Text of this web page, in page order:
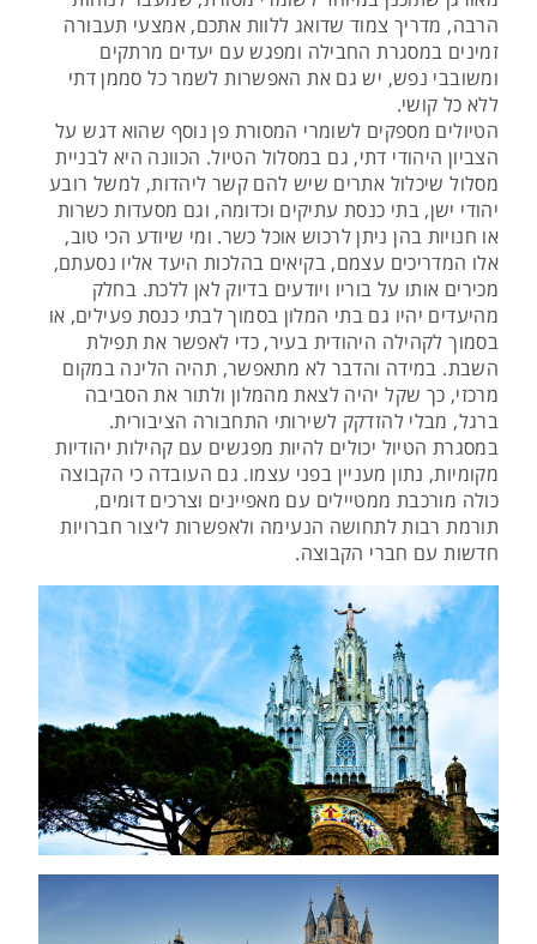
הרבה, מדריך צמוד שדואג ללוות אתכם, אמצעי תעבורה
זמינים במסגרת החבילה ומפגש עם יעדים מרתקים
ומשובבי נפש, יש גם את האפשרות לשמר כל סממן דתי
ללא כל קושי.
הטיולים מספקים לשומרי המסורת פן נוסף שהוא דגש על
הצביון היהודי דתי, גם במסלול הטיול. הכוונה היא לבניית
מסלול שיכלול אתרים שיש להם קשר ליהדות, למשל רובע
יהודי ישן, בתי כנסת עתיקים וכדומה, וגם מסעדות כשרות
או חנויות בהן ניתן לרכוש אוכל כשר. ומי שיודע הכי טוב,
אלו המדריכים עצמם, בקיאים בהלכות היעד אליו נסעתם,
מכירים אותו על בוריו ויודעים בדיוק לאן ללכת. בחלק
מהיעדים יהיו גם בתי המלון בסמוך לבתי כנסת פעילים, או
בסמוך לקהילה היהודית בעיר, כדי לאפשר את תפילת
השבת. במידה והדבר לא מתאפשר, תהיה הלינה במקום
מרכזי, כך שקל יהיה לצאת מהמלון ולתור את הסביבה
ברגל, מבלי להזדקק לשירותי התחבורה הציבורית.
במסגרת הטיול יכולים להיות מפגשים עם קהילות יהודיות
מקומיות, נתון מעניין בפני עצמו. גם העובדה כי הקבוצה
כולה מורכבת ממטיילים עם מאפיינים וצרכים דומים,
תורמת רבות לתחושה הנעימה ולאפשרות ליצור חברויות
חדשות עם חברי הקבוצה.